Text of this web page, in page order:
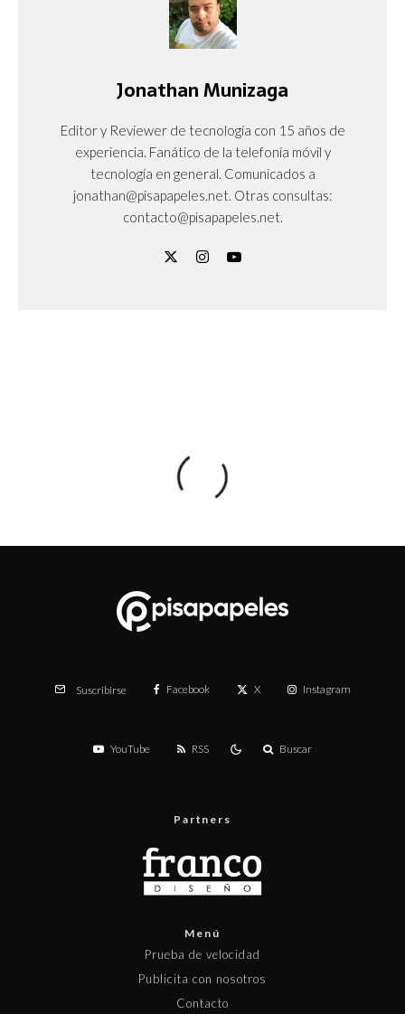
Jonathan Munizaga
Editor y Reviewer de tecnología con 15 años de
experiencia. Fanático de la telefonía móvil y
tecnología en general. Comunicados a
jonathan@pisapapeles.net. Otras consultas:
contacto@pisapapeles.net.
Suscribirse Facebook X Instagram
YouTube RSS Buscar
Partners
Menú
Prueba de velocidad
Publicita con nosotros
Contacto